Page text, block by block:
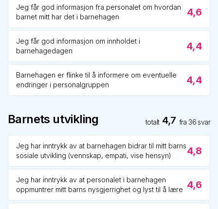
Jeg får god informasjon fra personalet om hvordan
barnet mitt har det i barnehagen
4,6
Jeg får god informasjon om innholdet i
barnehagedagen
4,4
Barnehagen er flinke til å informere om eventuelle
endringer i personalgruppen
4,4
Barnets utvikling totalt 4,7 fra 36 svar
Jeg har inntrykk av at barnehagen bidrar til mitt barns
sosiale utvikling (vennskap, empati, vise hensyn)
4,8
Jeg har inntrykk av at personalet i barnehagen
oppmuntrer mitt barns nysgjerrighet og lyst til å lære 4,6